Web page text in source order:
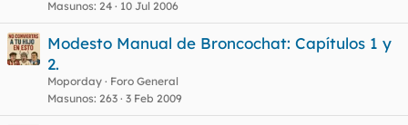
a
d
e
Masunos 24 10 Jul 2006
Modesto Manual de Broncochat: Capítulos 1 y
2.
Moporday
Foro General
Masunos 263 3 Feb 2009